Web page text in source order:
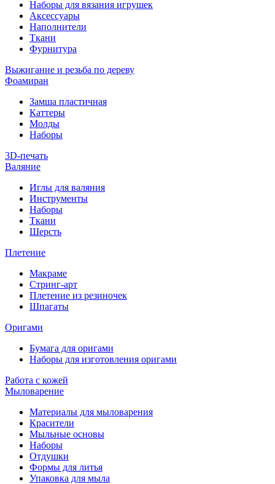
Наборы для вязания игрушек
Аксессуары
Наполнители
Ткани
Фурнитура
Выжигание и резьба по дереву
Фоамиран
Замша пластичная
Каттеры
Молды
Наборы
3D-печать
Валяние
Иглы для валяния
Инструменты
Наборы
Ткани
Шерсть
Плетение
Макраме
Стринг-арт
Плетение из резиночек
Шпагаты
Оригами
Бумага для оригами
Наборы для изготовления оригами
Работа с кожей
Мыловарение
Материалы для мыловарения
Красители
Мыльные основы
Наборы
Отдушки
Формы для литья
Упаковка для мыла